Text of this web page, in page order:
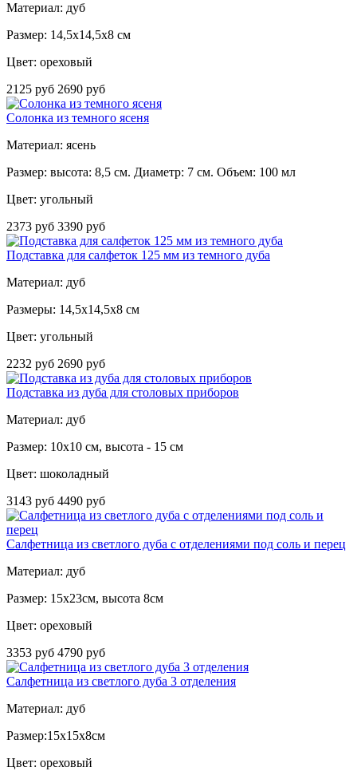
Материал: дуб
Размер: 14,5x14,5x8 см
Цвет: ореховый
2125 руб 2690 руб
Солонка из темного ясеня
Материал: ясень
Размер: высота: 8,5 см. Диаметр: 7 см. Объем: 100 мл
Цвет: угольный
2373 руб 3390 руб
Подставка для салфеток 125 мм из темного дуба
Материал: дуб
Размеры: 14,5x14,5x8 см
Цвет: угольный
2232 руб 2690 руб
Подставка из дуба для столовых приборов
Материал: дуб
Размер: 10x10 см, высота - 15 см
Цвет: шоколадный
3143 руб 4490 руб
Салфетница из светлого дуба с отделениями под соль и перец
Материал: дуб
Размер: 15х23см, высота 8см
Цвет: ореховый
3353 руб 4790 руб
Салфетница из светлого дуба 3 отделения
Материал: дуб
Размер:15х15х8см
Цвет: ореховый